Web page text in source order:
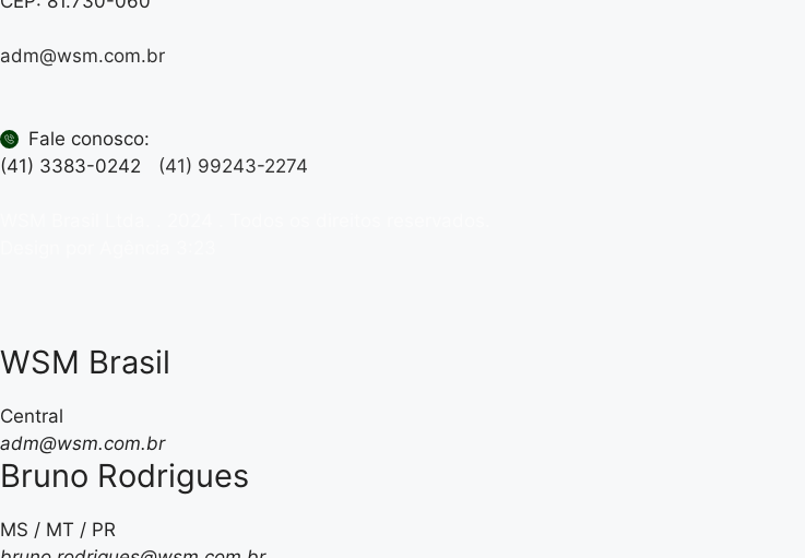
adm@wsm.com.br
Fale conosco:
(41) 3383-0242
(41) 99243-2274
WSM Brasil
Central
adm@wsm.com.br
Bruno Rodrigues
MS / MT / PR